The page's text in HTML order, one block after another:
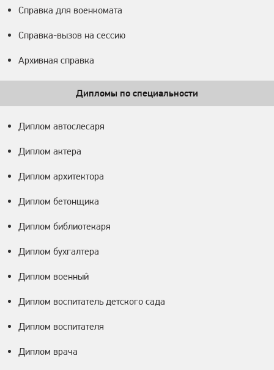
Справка для военкомата
Справка-вызов на сессию
Архивная справка
Дипломы по специальности
Диплом автослесаря
Диплом актера
Диплом архитектора
Диплом бетонщика
Диплом библиотекаря
Диплом бухгалтера
Диплом военный
Диплом воспитатель детского сада
Диплом воспитателя
Диплом врача